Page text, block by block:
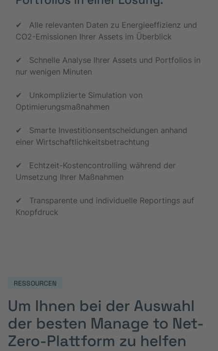
✔ Alle relevanten Daten zu Energieeffizienz und
CO2-Emissionen Ihrer Assets im Überblick
✔ Schnelle Analyse Ihrer Assets und Portfolios in
nur wenigen Minuten
✔ Unkomplizierte Simulation von
Optimierungsmaßnahmen
✔ Smarte Investitionsentscheidungen anhand
einer Wirtschaftlichkeitsbetrachtung
✔ Echtzeit-Kostencontrolling während der
Umsetzung Ihrer Maßnahmen
✔ Transparente und individuelle Reportings auf
Knopfdruck
RESSOURCEN
Um Ihnen bei der Auswahl
der besten Manage to Net-
Zero-Plattform zu helfen